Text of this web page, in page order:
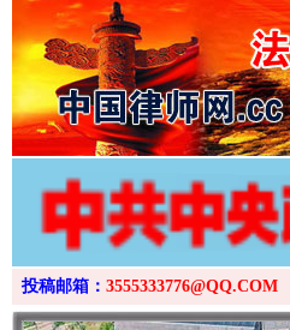
投稿邮箱： 3555333776@QQ.COM